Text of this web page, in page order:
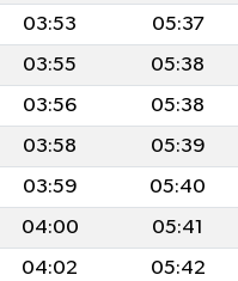
03:53 05:37
03:55 05:38
03:56 05:38
03:58 05:39
03:59 05:40
04:00 05:41
04:02 05:42